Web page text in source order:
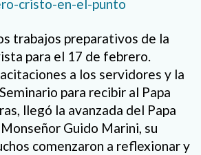
trabajos preparativos de la
para el 17 de febrero.
a los servidores y la
para recibir al Papa
llegó la avanzada del Papa
Guido Marini, su
comenzaron a reflexionar y